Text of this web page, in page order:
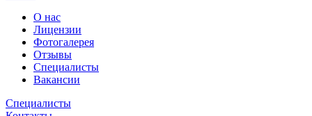
О нас
Лицензии
Фотогалерея
Отзывы
Специалисты
Вакансии
Специалисты